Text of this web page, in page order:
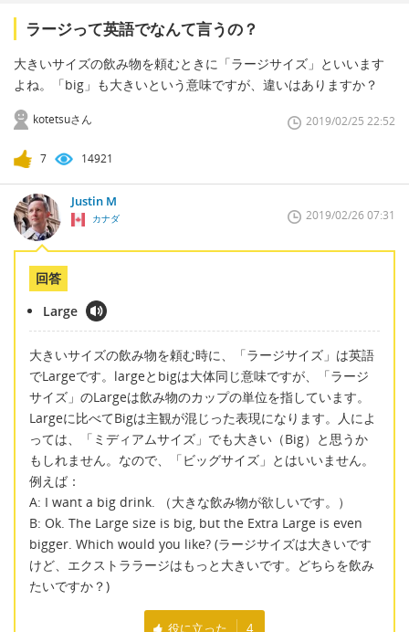
ラージって英語でなんて言うの？
大きいサイズの飲み物を頼むときに「ラージサイズ」といいます
よね。「big」も大きいという意味ですが、違いはありますか？
kotetsuさん 2019/02/25 22:52
7 14921
Justin M
カナダ 2019/02/26 07:31
回答
Large
大きいサイズの飲み物を頼む時に、「ラージサイズ」は英語
でLargeです。largeとbigは大体同じ意味ですが、「ラージ
サイズ」のLargeは飲み物のカップの単位を指しています。
Largeに比べてBigは主観が混じった表現になります。人によ
っては、「ミディアムサイズ」でも大きい（Big）と思うか
もしれません。なので、「ビッグサイズ」とはいいません。
例えば：
A: I want a big drink. （大きな飲み物が欲しいです。）
B: Ok. The Large size is big, but the Extra Large is even
bigger. Which would you like? (ラージサイズは大きいです
けど、エクストララージはもっと大きいです。どちらを飲み
たいですか？)
役に立った 4